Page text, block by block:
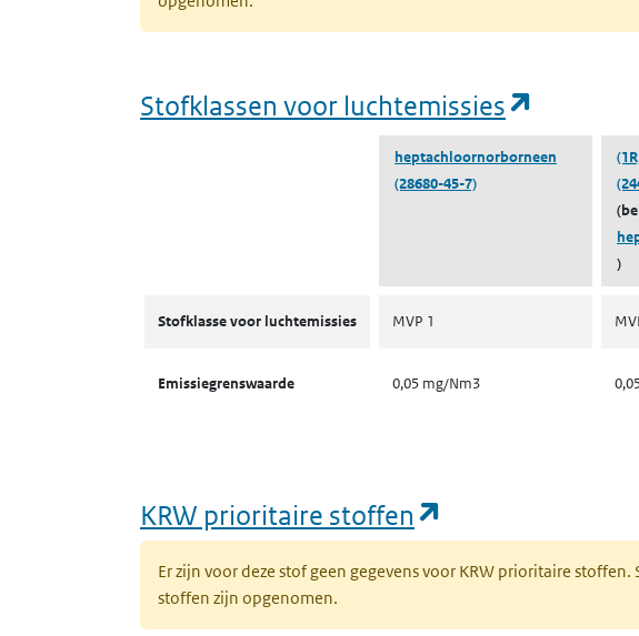
Stofklassen voor luchtemissies
heptachloornorborneen
(28680-45-7)
)
Stofklasse voor luchtemissies MVP 1
Emissiegrenswaarde 0,05 mg/Nm3
KRW prioritaire stoffen
Er zijn voor deze stof geen gegevens voor KRW prioritaire
stoffen zijn opgenomen.